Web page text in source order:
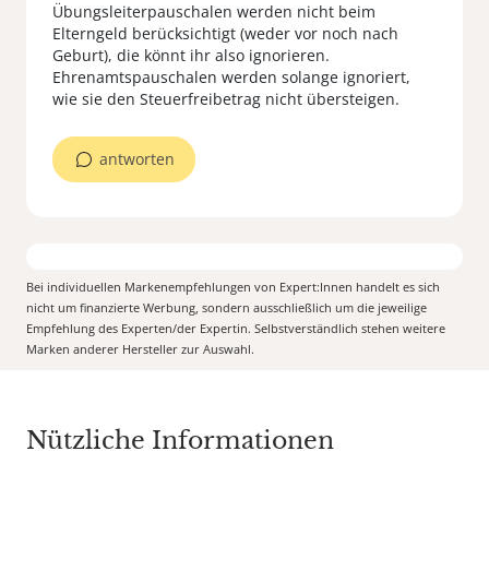
Übungsleiterpauschalen werden nicht beim
Elterngeld berücksichtigt (weder vor noch nach
Geburt), die könnt ihr also ignorieren.
Ehrenamtspauschalen werden solange ignoriert,
wie sie den Steuerfreibetrag nicht übersteigen.
antworten
Bei individuellen Markenempfehlungen von Expert:Innen handelt es sich
nicht um finanzierte Werbung, sondern ausschließlich um die jeweilige
Empfehlung des Experten/der Expertin. Selbstverständlich stehen weitere
Marken anderer Hersteller zur Auswahl.
Nützliche Informationen